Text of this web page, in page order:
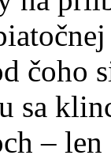
čoho
sa
–